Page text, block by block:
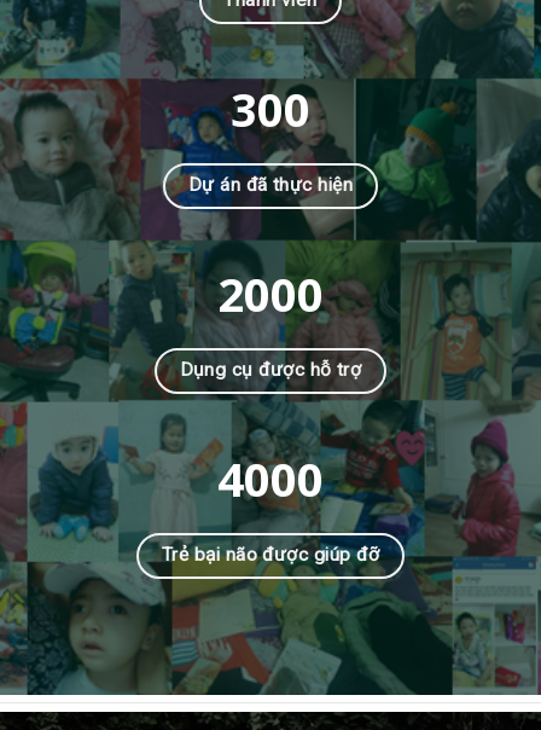
300
Dự án đã thực hiện
2000
Dụng cụ được hỗ trợ
4000
Trẻ bại não được giúp đỡ